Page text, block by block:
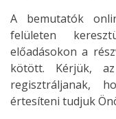
A bemutatók
felületen
előadásokon a
kötött. Kérjük,
regisztráljanak,
értesíteni tudjuk